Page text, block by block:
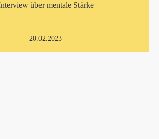
über mentale Stärke
20.02.2023